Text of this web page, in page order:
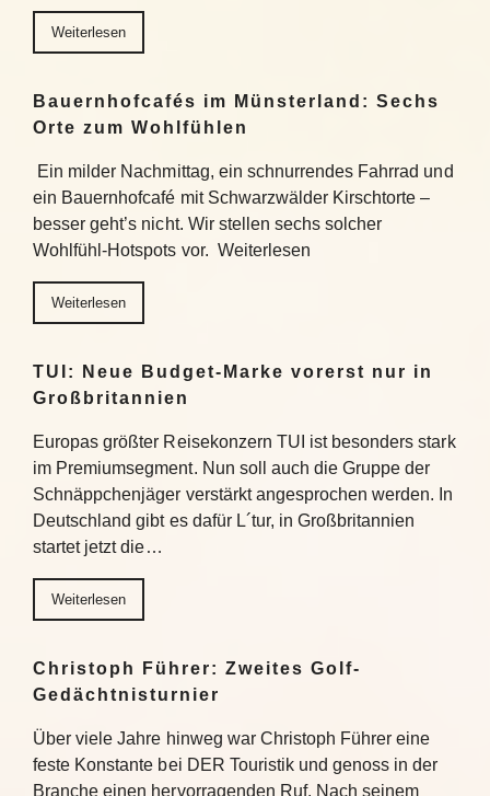
Weiterlesen
Bauernhofcafés im Münsterland: Sechs
Orte zum Wohlfühlen
Ein milder Nachmittag, ein schnurrendes Fahrrad und
ein Bauernhofcafé mit Schwarzwälder Kirschtorte –
besser geht’s nicht. Wir stellen sechs solcher
Wohlfühl-Hotspots vor. Weiterlesen
Weiterlesen
TUI: Neue Budget-Marke vorerst nur in
Großbritannien
Europas größter Reisekonzern TUI ist besonders stark
im Premiumsegment. Nun soll auch die Gruppe der
Schnäppchenjäger verstärkt angesprochen werden. In
Deutschland gibt es dafür L´tur, in Großbritannien
startet jetzt die…
Weiterlesen
Christoph Führer: Zweites Golf-
Gedächtnisturnier
Über viele Jahre hinweg war Christoph Führer eine
feste Konstante bei DER Touristik und genoss in der
Branche einen hervorragenden Ruf. Nach seinem